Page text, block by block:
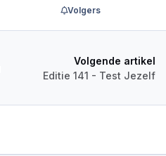
Volgers
Volgende artikel
Editie 141 - Test Jezelf